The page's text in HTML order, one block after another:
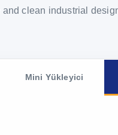
clean industrial
Mini Yükleyici